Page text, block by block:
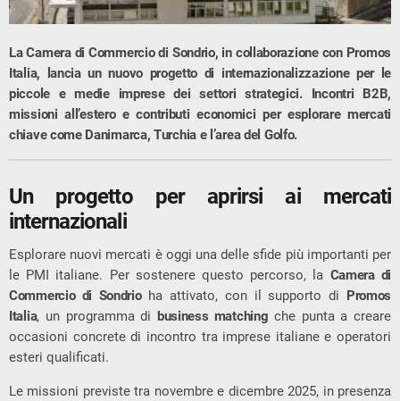
La Camera di Commercio di Sondrio, in collaborazione con Promos
Italia, lancia un nuovo progetto di internazionalizzazione per le
piccole e medie imprese dei settori strategici. Incontri B2B,
missioni all’estero e contributi economici per esplorare mercati
chiave come Danimarca, Turchia e l’area del Golfo.
Un progetto per aprirsi ai mercati
internazionali
Esplorare nuovi mercati è oggi una delle sfide più importanti per
le PMI italiane. Per sostenere questo percorso, la Camera di
Commercio di Sondrioha attivato, con il supporto di Promos
Italia, un programma di business matching che punta a creare
occasioni concrete di incontro tra imprese italiane e operatori
esteri qualificati.
Le missioni previste tra novembre e dicembre 2025, in presenza